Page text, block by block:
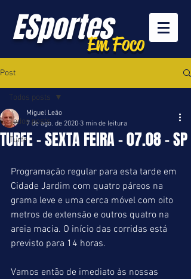
ESportesEm Foco
Post
Todos posts
Turfe
Todos posts
TURFE - SEXTA FEIRA - 07.08 - SP
Miguel Leão
7 de ago. de 2020 3 min de leitura
Programação regular para esta tarde em
Cidade Jardim com quatro páreos na
grama leve e uma cerca móvel com oito
metros de extensão e outros quatro na
areia macia. O início das corridas está
previsto para 14 horas.
Vamos então de imediato às nossas